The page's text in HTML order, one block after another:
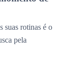
suas rotinas é o
pela